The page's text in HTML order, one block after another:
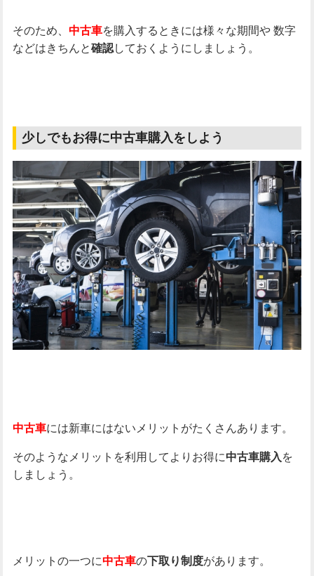
そのため、 中古車を購入するときには様々な期間や数字
などはきちんと確認しておくようにしましょう。
少しでもお得に中古車購入をしよう
中古車には新車にはないメリットがたくさんあります。
そのようなメリットを利用してよりお得に中古車購入 を
しましょう。
メリットの一つに中古車の下取り制度があります。